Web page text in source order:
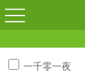
一千零一夜